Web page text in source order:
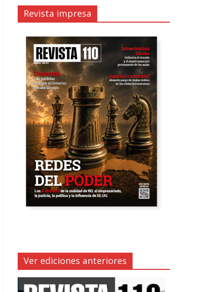
Revista impresa
Ver ediciones anteriores